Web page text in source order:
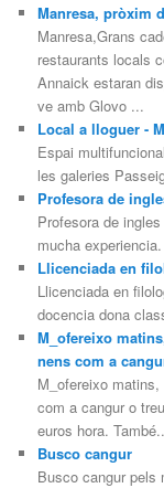
Manresa, pròxim
Manresa,Grans
restaurants locals
Annaick estaran
ve amb Glovo ...
Local a lloguer -
Espai
les galeries
Profesora de
Profesora de
mucha
Llicenciada en
Llicenciada en
docencia dona
M_ofereixo
nens com a
M_ofereixo
com a cangur o
euros hora.
Busco cangur
Busco cangur pels